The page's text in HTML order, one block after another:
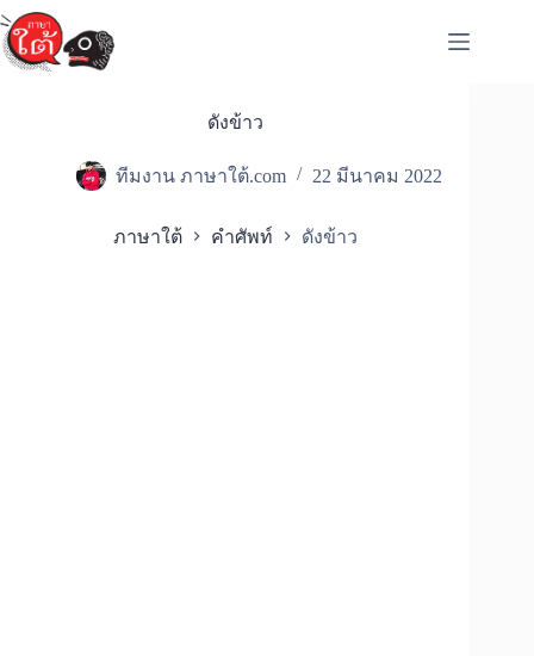
Skip
to
content
ดังข้าว
ทีมงาน ภาษาใต้.com 22 มีนาคม 2022
ภาษาใต้ คำศัพท์ ดังข้าว